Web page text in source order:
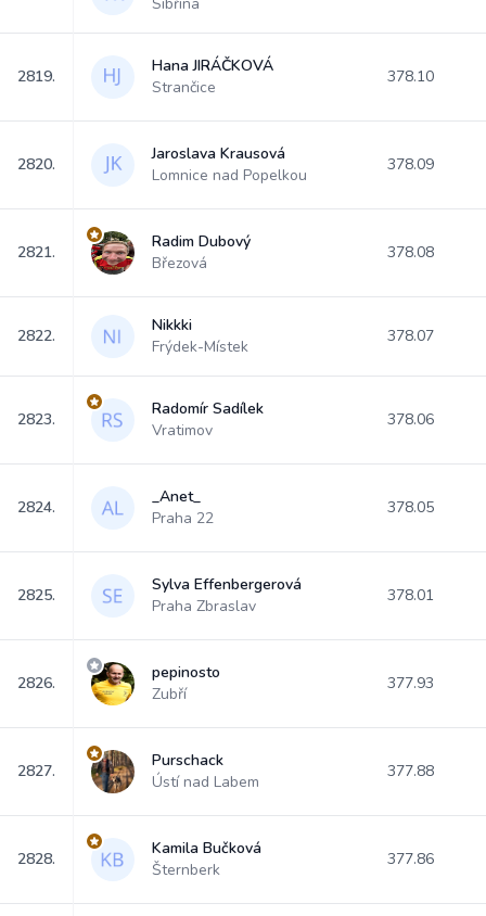
2819.
Hana JIRÁČKOVÁ
Strančice
378.10
2820.
Jaroslava Krausová
Lomnice nad Popelkou
378.09
2821.
Radim Dubový
Březová
378.08
2822.
Nikkki
Frýdek-Místek
378.07
2823.
Radomír Sadílek
Vratimov
378.06
2824.
_Anet_
Praha 22
378.05
2825.
Sylva Effenbergerová
Praha Zbraslav
378.01
2826.
pepinosto
Zubří
377.93
2827.
Purschack
Ústí nad Labem
377.88
2828.
Kamila Bučková
Šternberk
377.86